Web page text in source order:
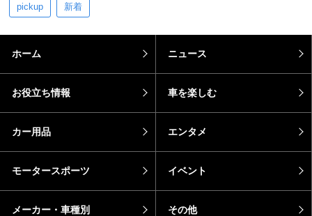
pickup 新着
ホーム ニュース
お役立ち情報 車を楽しむ
カー用品 エンタメ
モータースポーツ イベント
メーカー・車種別 その他